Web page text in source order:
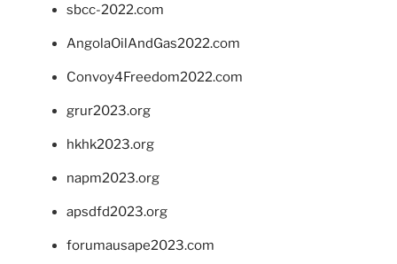
sbcc-2022.com
AngolaOilAndGas2022.com
Convoy4Freedom2022.com
grur2023.org
hkhk2023.org
napm2023.org
apsdfd2023.org
forumausape2023.com